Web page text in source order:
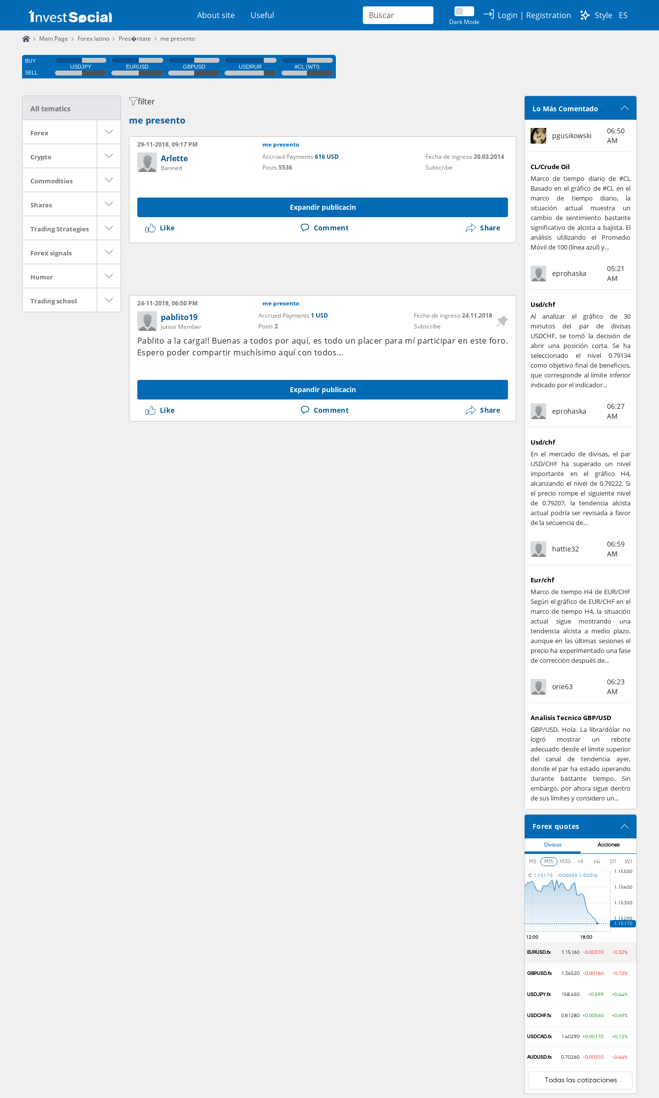
About site Useful
Dark Mode
Login | Registration Style ES
Main Page Forex latino Pres�ntate me presento
All tematics
Forex
Crypto
Commodities
Shares
Trading Strategies
Forex signals
Humor
Trading school
filter
me presento
29-11-2018, 09:17 PM me presento
Arlette
Banned
Accrued Payments 616 USD
Posts 5536
Fecha de ingreso20.03.2014
Subscribe
Expandir publicacin
Like Comment Share
24-11-2018, 06:50 PM me presento
pablito19
Junior Member
Accrued Payments 1 USD
Posts 2
Fecha de ingreso24.11.2018
Subscribe
Pablito a la carga!! Buenas a todos por aquí, es todo un placer para mí participar en este foro.
Espero poder compartir muchísimo aquí con todos...
Expandir publicacin
Like Comment Share
Lo Más Comentado
pgusikowski
06:50
AM
CL/Crude Oil
Marco de tiempo diario de #CL
Basado en el gráfico de #CL en el
marco de tiempo diario, la
situación actual muestra un
cambio de sentimiento bastante
significativo de alcista a bajista. El
análisis utilizando el Promedio
Móvil de 100 (línea azul) y...
eprohaska
05:21
AM
Usd/chf
Al analizar el gráfico de 30
minutos del par de divisas
USDCHF, se tomó la decisión de
abrir una posición corta. Se ha
seleccionado el nivel 0.79134
como objetivo final de beneficios,
que corresponde al límite inferior
indicado por el indicador...
eprohaska
06:27
AM
Usd/chf
En el mercado de divisas, el par
USD/CHF ha superado un nivel
importante en el gráfico H4,
alcanzando el nivel de 0.79222. Si
el precio rompe el siguiente nivel
de 0.79207, la tendencia alcista
actual podría ser revisada a favor
de la secuencia de...
hattie32
06:59
AM
Eur/chf
Marco de tiempo H4 de EUR/CHF
Según el gráfico de EUR/CHF en el
marco de tiempo H4, la situación
actual sigue mostrando una
tendencia alcista a medio plazo,
aunque en las últimas sesiones el
precio ha experimentado una fase
de corrección después de...
orie63
06:23
AM
Analisis Tecnico GBP/USD
GBP/USD. Hola. La libra/dólar no
logró mostrar un rebote
adecuado desde el límite superior
del canal de tendencia ayer,
donde el par ha estado operando
durante bastante tiempo. Sin
embargo, por ahora sigue dentro
de sus límites y considero un...
Forex quotes
Divisas Acciones
M5 M15 M30 H1 H4 D1 W1
C 1 .1 51 7 0 -0.00030 (-0.03%)
EURUSD.fx 1.15160 -0.00370 -0.32%
GBPUSD.fx 1.34520 -0.00160 -0.12%
USDJPY.fx 158.450 +0.699 +0.44%
USDCHF.fx 0.81280 +0.00560 +0.69%
USDCAD.fx 1.40290 +0.00170 +0.12%
AUDUSD.fx 0.70260 -0.00310 -0.44%
Todas las cotizaciones